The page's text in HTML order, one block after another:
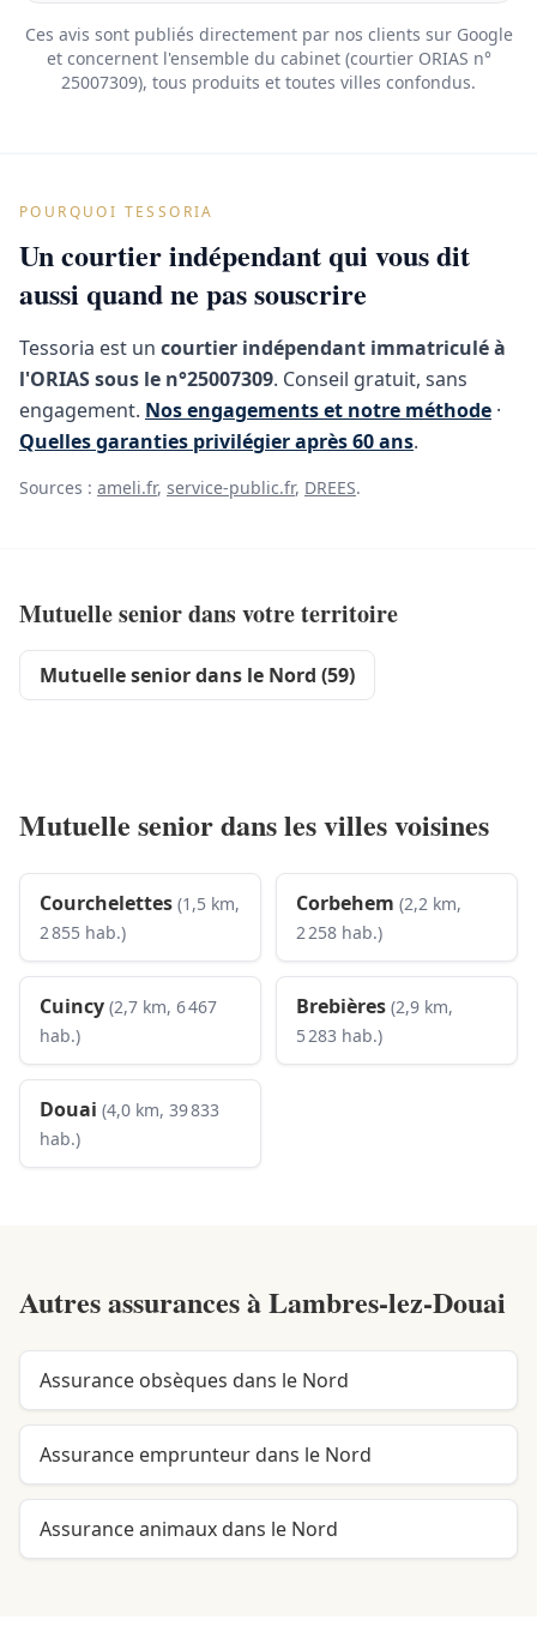
Ces avis sont publiés directement par nos clients sur Google
et concernent l'ensemble du cabinet (courtier ORIAS n°
25007309), tous produits et toutes villes confondus.
POURQUOI TESSORIA
Un courtier indépendant qui vous dit
aussi quand ne pas souscrire
Tessoria est un courtier indépendant immatriculé à
l'ORIAS sous le n°25007309. Conseil gratuit, sans
engagement. Nos engagements et notre méthode ·
Quelles garanties privilégier après 60 ans.
Sources : ameli.fr, service-public.fr, DREES.
Mutuelle senior dans votre territoire
Mutuelle senior dans le Nord (59)
Mutuelle senior dans les villes voisines
Courchelettes (1,5 km,
2 855 hab.)
Corbehem (2,2 km,
2 258 hab.)
Cuincy (2,7 km, 6 467
hab.)
Brebières (2,9 km,
5 283 hab.)
Douai (4,0 km, 39 833
hab.)
Autres assurances àLambres-lez-Douai
Assurance obsèques dans le Nord
Assurance emprunteur dans le Nord
Assurance animaux dans le Nord